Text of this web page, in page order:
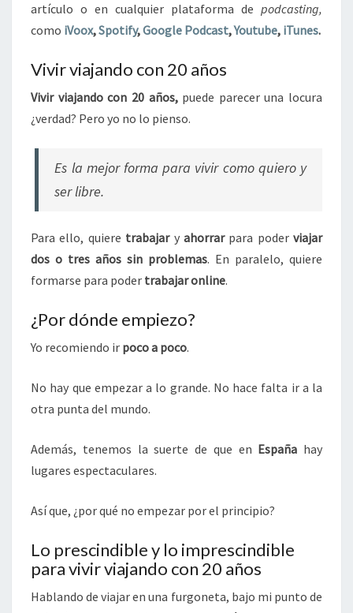
artículo o en cualquier plataforma de podcasting,
como iVoox,Spotify,Google Podcast,Youtube, iTunes.
Vivir viajando con 20 años
Vivir viajando con 20 años, puede parecer una locura
¿verdad? Pero yo no lo pienso.
Es la mejor forma para vivir como quiero y
ser libre.
Para ello, quiere trabajary ahorrarpara poder viajar
dos o tres años sin problemas. En paralelo, quiere
formarse para poder trabajar online.
¿Por dónde empiezo?
Yo recomiendo ir poco a poco.
No hay que empezar a lo grande. No hace falta ir a la
otra punta del mundo.
Además, tenemos la suerte de que en España hay
lugares espectaculares.
Así que, ¿por qué no empezar por el principio?
Lo prescindible y lo imprescindible
para vivir viajando con 20 años
Hablando de viajar en una furgoneta, bajo mi punto de